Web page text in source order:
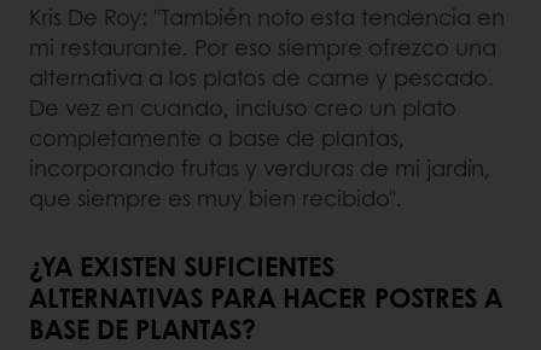
Kris De Roy: "También noto esta tendencia en
mi restaurante. Por eso siempre ofrezco una
alternativa a los platos de carne y pescado.
De vez en cuando, incluso creo un plato
completamente a base de plantas,
incorporando frutas y verduras de mi jardín,
que siempre es muy bien recibido".
¿YA EXISTEN SUFICIENTES
ALTERNATIVAS PARA HACER POSTRES A
BASE DE PLANTAS?